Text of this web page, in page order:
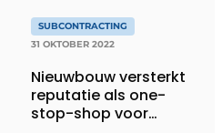
SUBCONTRACTING
31 OKTOBER 2022
Nieuwbouw versterkt
reputatie als one-
stop-shop voor